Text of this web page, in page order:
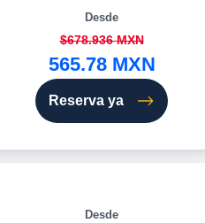
Desde
$678.936 MXN
565.78 MXN
Reserva ya
Desde